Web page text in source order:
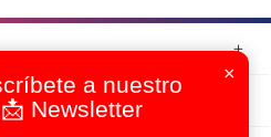
×
a nuestro
📩 Newsletter